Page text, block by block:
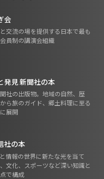
会
交流の場を提供する日本で最も
員制の講演会組織
発見 新聞社の本
社の出版物。地域の自然、歴
ら旅のガイド、郷土料理に至る
展開
社の本
情報の世界に新たな光を当て
文化、スポーツなど深い知識と
で構成